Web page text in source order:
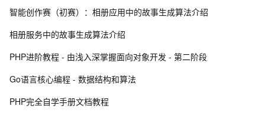
8 PHP设计模式：单例模式
10《PHP对象、模式与实践》之高级特性
智能创作赛（初赛）：相册应用中的故事生成算法介绍
相册服务中的故事生成算法介绍
PHP进阶教程 - 由浅入深掌握面向对象开发 - 第二阶段
Go语言核心编程 - 数据结构和算法
PHP完全自学手册文档教程